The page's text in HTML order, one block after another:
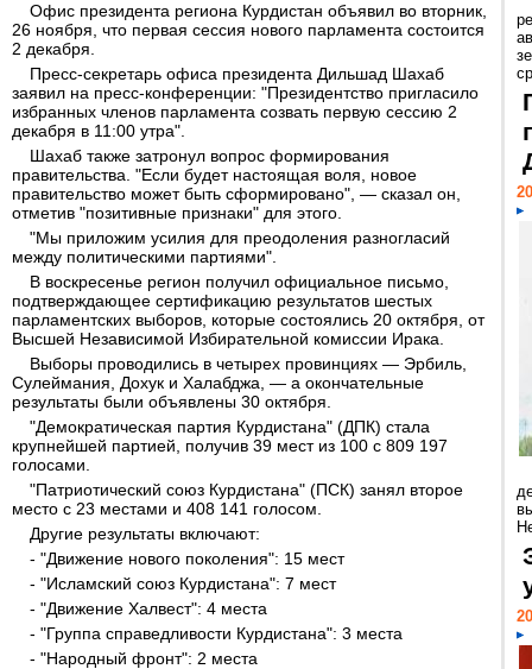
Офис президента региона Курдистан объявил во вторник,
26 ноября, что первая сессия нового парламента состоится
2 декабря.
Пресс-секретарь офиса президента Дильшад Шахаб
заявил на пресс-конференции: "Президентство пригласило
избранных членов парламента созвать первую сессию 2
декабря в 11:00 утра".
Шахаб также затронул вопрос формирования
правительства. "Если будет настоящая воля, новое
правительство может быть сформировано", — сказал он,
отметив "позитивные признаки" для этого.
"Мы приложим усилия для преодоления разногласий
между политическими партиями".
В воскресенье регион получил официальное письмо,
подтверждающее сертификацию результатов шестых
парламентских выборов, которые состоялись 20 октября, от
Высшей Независимой Избирательной комиссии Ирака.
Выборы проводились в четырех провинциях — Эрбиль,
Сулеймания, Дохук и Халабджа, — а окончательные
результаты были объявлены 30 октября.
"Демократическая партия Курдистана" (ДПК) стала
крупнейшей партией, получив 39 мест из 100 с 809 197
голосами.
"Патриотический союз Курдистана" (ПСК) занял второе
место с 23 местами и 408 141 голосом.
Другие результаты включают:
- "Движение нового поколения": 15 мест
- "Исламский союз Курдистана": 7 мест
- "Движение Халвест": 4 места
- "Группа справедливости Курдистана": 3 места
- "Народный фронт": 2 места